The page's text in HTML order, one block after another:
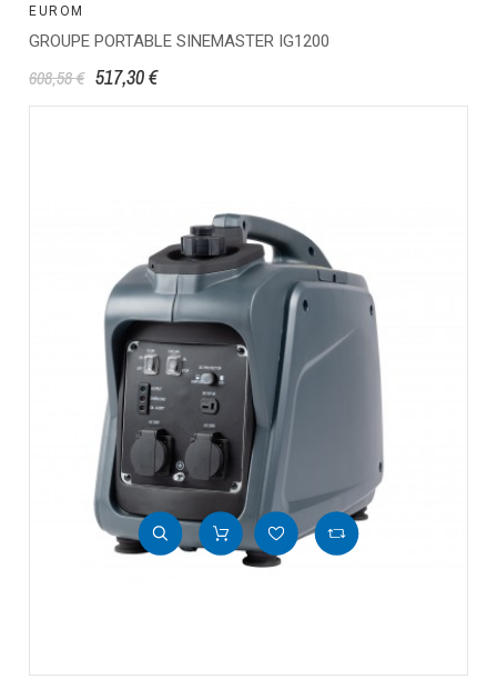
EUROM
GROUPE PORTABLE SINEMASTER IG1200
608,58 € 517,30 €